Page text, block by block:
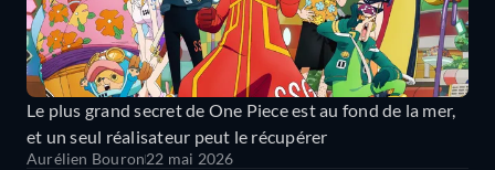
Le plus grand secret de One Piece est au fond de la mer,
et un seul réalisateur peut le récupérer
Aurélien Bouron22 mai 2026